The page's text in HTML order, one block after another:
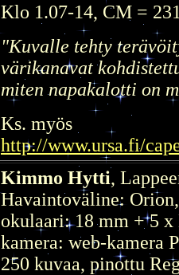
Klo 1.07-14, CM =
"Kuvalle tehty
värikanavat
miten napakalotti on
Ks. myös
http://www.ursa.fi/
Kimmo Hytti,
Havaintoväline:
okulaari: 18 mm + 5
kamera: web-kamera
250 kuvaa, pinottu